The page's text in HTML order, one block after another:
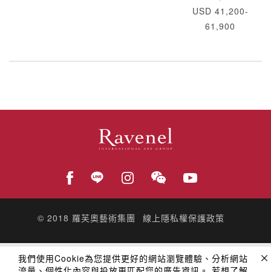
USD 41,200-
61,900
© 2018 羅芙奧藝術集團 線上隱私權保護政策
我們使用Cookie為您提供更好的網站瀏覽體驗、分析網站